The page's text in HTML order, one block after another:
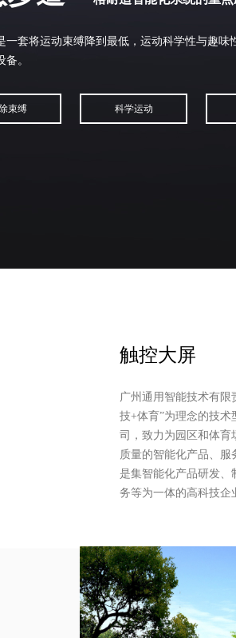
一套将运动束缚降到最低，运动科学性与趣味
。
触控大屏
广州通用智能技术有限
技+体育”为理念的技术
司，致力为园区和体育
质量的智能化产品、服
是集智能化产品研发、
务等为一体的高科技企
大屏等产品。产品适用
馆、智慧公园等大型文
完美适配。
公司自创立以来即专业
束缚 科学运动